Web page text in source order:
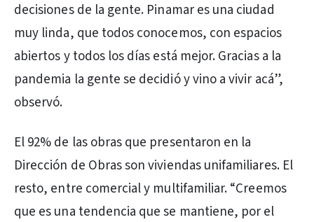
decisiones de la gente. Pinamar es una ciudad
muy linda, que todos conocemos, con espacios
abiertos y todos los días está mejor. Gracias a la
pandemia la gente se decidió y vino a vivir acá”,
observó.
El 92% de las obras que presentaron en la
Dirección de Obras son viviendas unifamiliares. El
resto, entre comercial y multifamiliar. “Creemos
que es una tendencia que se mantiene, por el